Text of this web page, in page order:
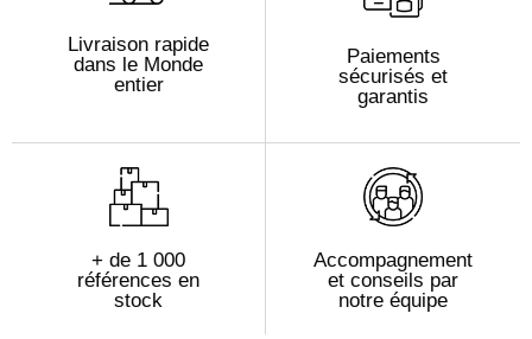
Livraison rapide
dans le Monde
entier
Paiements
sécurisés et
garantis
+ de 1 000
références en
stock
Accompagnement
et conseils par
notre équipe